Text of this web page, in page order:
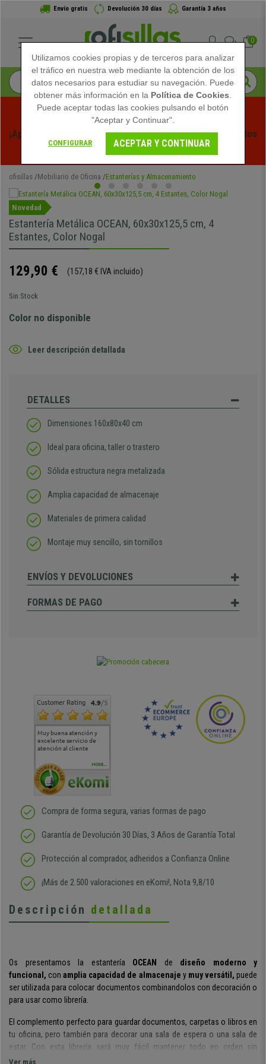
Envío gratis Devolución 30 días Garantía 3 años
0
¡Aprovecha las Rebajas de Verano en Ofisillas! Descuentos
Exclusivos por Tiempo Limitado - Ver Promo
ofisillas Mobiliario de Oficina Estanterías y Almacenamiento
Novedad
Estantería Metálica OCEAN, 60x30x125,5 cm, 4
Estantes, Color Nogal
129,90 € (157,18 € IVA incluido)
Sin Stock
Color no disponible
Leer descripción detallada
DETALLES
Dimensiones 160x80x40 cm
Ideal para oficina, taller o trastero
Sólida estructura negra metalizada
Amplia capacidad de almacenaje
Materiales de primera calidad
Montaje muy sencillo, sin tornillos
ENVÍOS Y DEVOLUCIONES
FORMAS DE PAGO
Customer Rating 4.9/5
Muy buena atención y
excelente servicio de
atención al cliente
Muy buena atención de
cara al asesoramiento
Si estoy contento
MORE...
Compra de forma segura, varias formas de pago
Garantía de Devolución 30 Días, 3 Años de Garantía Total
Protección al comprador, adheridos a Confianza Online
¡Más de 2.500 valoraciones en eKomi!, Nota 9,8/10
Descripción detallada
Os presentamos la estantería OCEAN de diseño moderno y
funcional , conamplia capacidad de almacenaje y muy versátil, puede
ser utilizada para colocar documentos combinandolos con decoración o
para usar como librería.
El complemento perfecto para guardar documentos, carpetas o libros en
tu oficina, pero también para decorar una sala de espera o una sala de
estar. Con esta librería será muy fácil mantener todo en orden sin
sobrecargar el ambiente, gracias a su
Ver más
Utilizamos cookies propias y de terceros para analizar
el tráfico en nuestra web mediante la obtención de los
datos necesarios para estudiar su navegación. Puede
obtener más información en la Política de Cookies
Puede aceptar todas las cookies pulsando el botón
"Aceptar y Continuar".
CONFIGURAR ACEPTAR Y CONTINUAR